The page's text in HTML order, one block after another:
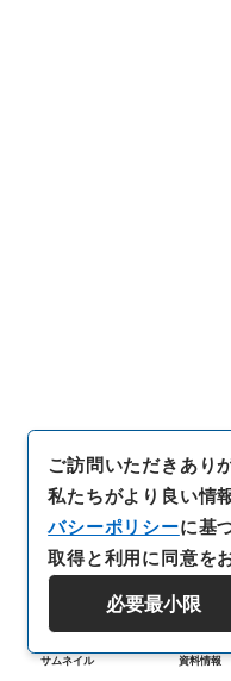
サムネイル 資料情報
ご訪問いただきあり
私たちがより良い情
バシーポリシーに基
取得と利用に同意を
必要最小限